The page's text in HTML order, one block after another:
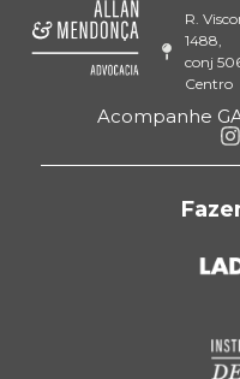
R.
1488,
conj
Centro
Acompanhe